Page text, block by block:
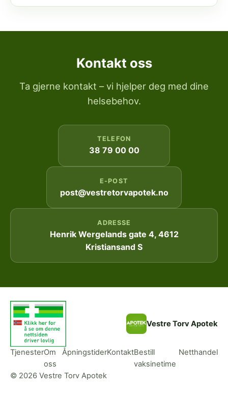
Kontakt oss
Ta gjerne kontakt – vi hjelper deg med dine
helsebehov.
TELEFON
38 79 00 00
E-POST
post@vestretorvapotek.no
ADRESSE
Henrik Wergelands gate 4, 4612
Kristiansand S
Vestre Torv Apotek
TjenesterOm
oss
ÅpningstiderKontaktBestill
vaksinetime
Netthandel
© 2026 Vestre Torv Apotek